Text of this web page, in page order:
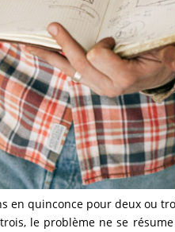
en quinconce pour deux ou
le problème ne se